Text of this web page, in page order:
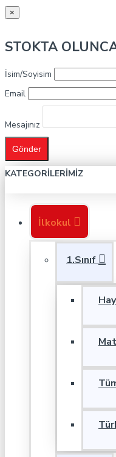
×
STOKTA
İsim/Soyisim
Email
Mesajınız
Gönder
KATEGORILERIMIZ
İlkokul
1.Sınıf